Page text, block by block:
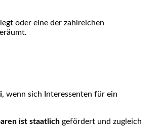
oder eine der zahlreichen
, wenn sich Interessenten für ein
ist staatlich gefördert und zugleich